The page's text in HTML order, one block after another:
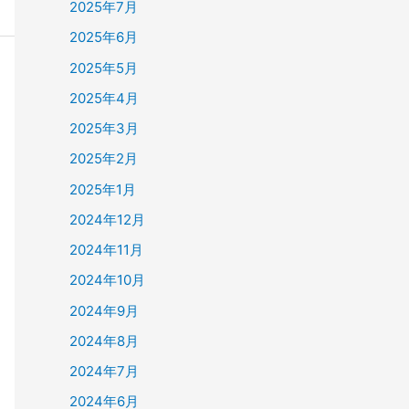
2025年7月
2025年6月
2025年5月
2025年4月
2025年3月
2025年2月
2025年1月
2024年12月
2024年11月
2024年10月
2024年9月
2024年8月
2024年7月
2024年6月